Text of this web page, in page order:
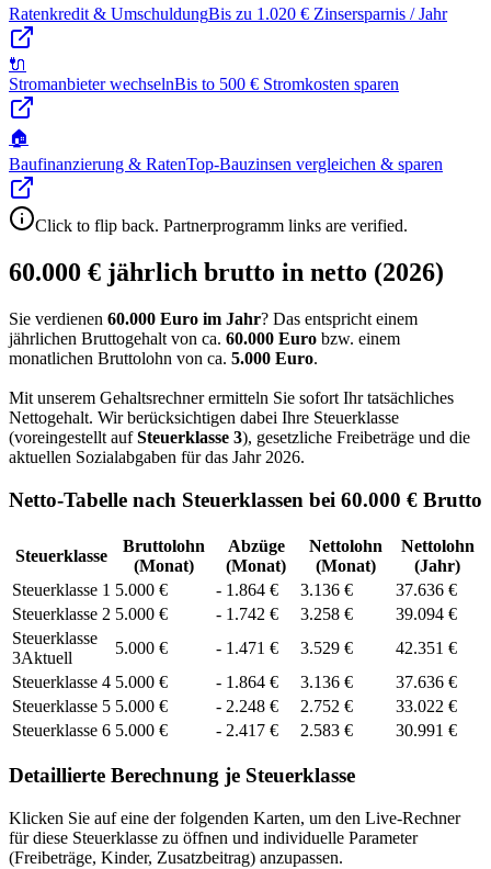
Ratenkredit & UmschuldungBis zu 1.020 € Zinsersparnis / Jahr
🔌
Stromanbieter wechselnBis to 500 € Stromkosten sparen
🏠
Baufinanzierung & RatenTop-Bauzinsen vergleichen & sparen
Click to flip back. Partnerprogramm links are verified.
60.000 € jährlich brutto in netto (2026)
Sie verdienen 60.000 Euro im Jahr? Das entspricht einem
jährlichen Bruttogehalt von ca. 60.000 Euro bzw. einem
monatlichen Bruttolohn von ca. 5.000 Euro.
Mit unserem Gehaltsrechner ermitteln Sie sofort Ihr tatsächliches
Nettogehalt. Wir berücksichtigen dabei Ihre Steuerklasse
(voreingestellt aufSteuerklasse 3), gesetzliche Freibeträge und die
aktuellen Sozialabgaben für das Jahr 2026.
Netto-Tabelle nach Steuerklassen bei 60.000 € Brutto
Steuerklasse
Bruttolohn
(Monat)
Abzüge
(Monat)
Nettolohn
(Monat)
Nettolohn
(Jahr)
Steuerklasse 1 5.000 € - 1.864 € 3.136 € 37.636 €
Steuerklasse 2 5.000 € - 1.742 € 3.258 € 39.094 €
Steuerklasse
3Aktuell
5.000 € - 1.471 € 3.529 € 42.351 €
Steuerklasse 4 5.000 € - 1.864 € 3.136 € 37.636 €
Steuerklasse 5 5.000 € - 2.248 € 2.752 € 33.022 €
Steuerklasse 6 5.000 € - 2.417 € 2.583 € 30.991 €
Detaillierte Berechnung je Steuerklasse
Klicken Sie auf eine der folgenden Karten, um den Live-Rechner
für diese Steuerklasse zu öffnen und individuelle Parameter
(Freibeträge, Kinder, Zusatzbeitrag) anzupassen.